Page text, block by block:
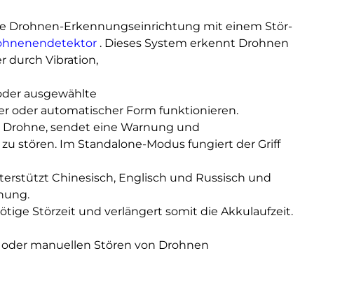
Drohnen-Erkennungseinrichtung mit einem Stör-
. Dieses System erkennt Drohnen
durch Vibration,
ausgewählte
oder automatischer Form funktionieren.
sendet eine Warnung und
stören. Im Standalone-Modus fungiert der Griff
Chinesisch, Englisch und Russisch und
Störzeit und verlängert somit die Akkulaufzeit.
manuellen Stören von Drohnen